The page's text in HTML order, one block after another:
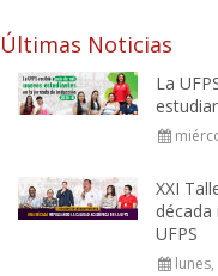
Últimas Noticias
La
XXI
década
UFPS